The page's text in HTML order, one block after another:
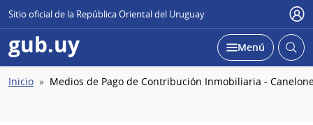
Sitio oficial de la República Oriental del Uruguay
gub.uy Desplegar
Menú Abrir
Ruta
Inicio Medios de Pago de Contribución Inmobiliaria -